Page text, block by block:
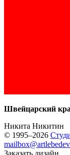
Швейцарский
Никита Никитин
© 1995–2026
Заказать дизайн...